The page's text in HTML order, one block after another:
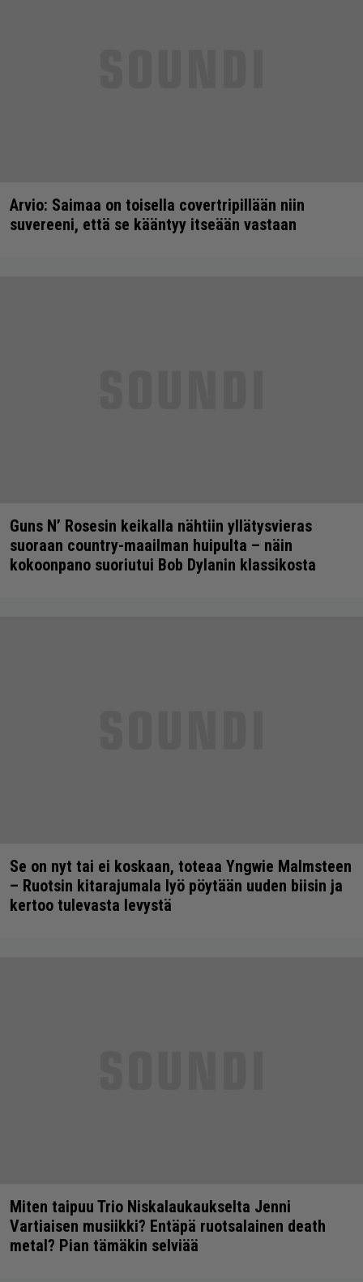
Arvio: Saimaa on toisella covertripillään niin
suvereeni, että se kääntyy itseään vastaan
Guns N’ Rosesin keikalla nähtiin yllätysvieras
suoraan country-maailman huipulta – näin
kokoonpano suoriutui Bob Dylanin klassikosta
Se on nyt tai ei koskaan, toteaa Yngwie Malmsteen
– Ruotsin kitarajumala lyö pöytään uuden biisin ja
kertoo tulevasta levystä
Miten taipuu Trio Niskalaukaukselta Jenni
Vartiaisen musiikki? Entäpä ruotsalainen death
metal? Pian tämäkin selviää